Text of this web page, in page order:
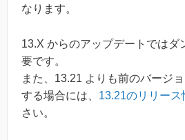
なります。
13.X からのアップデートではダ
要です。
また、13.21 よりも前のバージ
する場合には、 13.21のリリース
さい。